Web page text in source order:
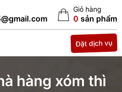
Giỏ hàng
0 sản phẩm
Đặt dịch vụ
hàng xóm thì